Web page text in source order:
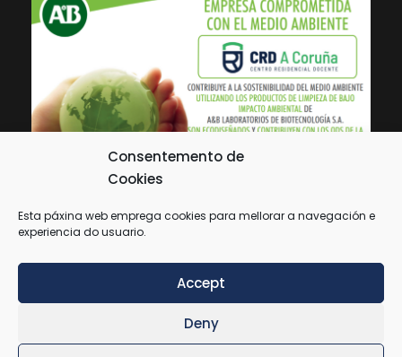
Consentemento de
Cookies
Esta páxina web emprega cookies para mellorar a navegación e
experiencia do usuario.
Accept
Deny